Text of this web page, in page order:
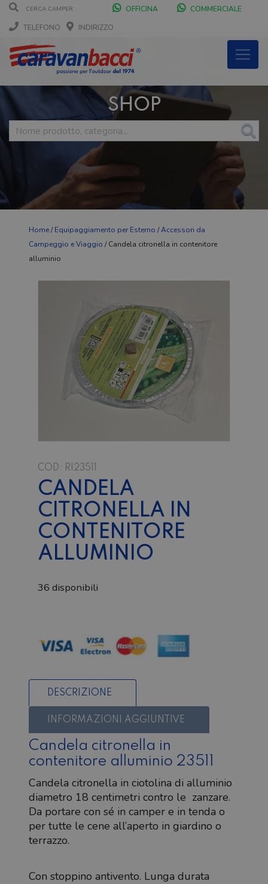
OFFICINA
COMMERCIALE
TELEFONO
INDIRIZZO
SHOP
Home/Equipaggiamento per Esterno /Accessori da
Campeggio e Viaggio / Candela citronella in contenitore
alluminio
COD: RI23511
CANDELA
CITRONELLA IN
CONTENITORE
ALLUMINIO
36 disponibili
in
alluminio
quantità
DESCRIZIONE
INFORMAZIONI AGGIUNTIVE
Candela citronella in
contenitore alluminio 23511
Candela citronella in ciotolina di alluminio
diametro 18 centimetri contro le zanzare.
Da portare con sé in camper e in tenda o
per tutte le cene all’aperto in giardino o
terrazzo.
Con stoppino antivento. Lunga durata